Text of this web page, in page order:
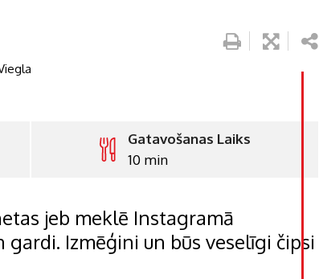
Gatavošanas Laiks
10 min
jeb meklē Instagramā
Izmēģini un būs veselīgi čipsi